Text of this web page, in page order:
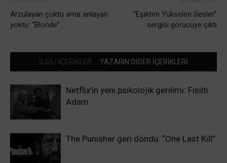
Arzulayan çoktu ama anlayan
yoktu: “Blonde”
“Eşikten Yükselen Sesler”
sergisi görücüye çıktı
İLGİLİ İÇERİKLER YAZARIN DİĞER İÇERİKLERİ
Netflix’in yeni psikolojik gerilimi: Fısıltı
Adam
The Punisher geri döndü: “One Last Kill”